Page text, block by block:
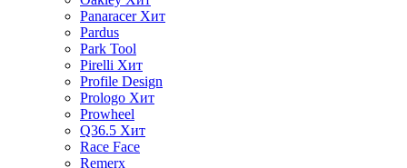
Panaracer Хит
Pardus
Park Tool
Pirelli Хит
Profile Design
Prologo Хит
Prowheel
Q36.5 Хит
Race Face
Remerx